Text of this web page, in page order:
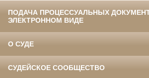
ПОДАЧА ПРОЦЕССУАЛЬНЫХ
ЭЛЕКТРОННОМ ВИДЕ
О СУДЕ
СУДЕЙСКОЕ СООБЩЕСТВО